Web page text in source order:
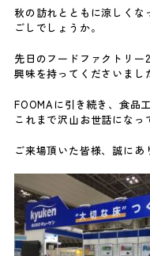
秋の訪れとともに涼しく
ごしでしょうか。
先日のフードファクトリー
興味を持ってくださいまし
FOOMAに引き続き、食品
これまで沢山お世話になっ
ご来場頂いた皆様、誠にあ